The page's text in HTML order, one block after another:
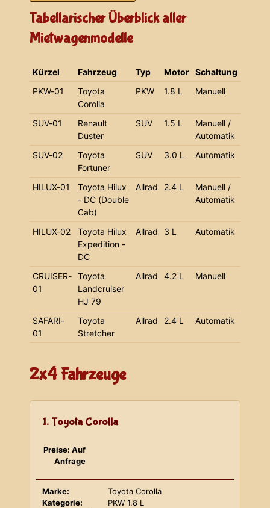
Tabellarischer Überblick aller
Mietwagenmodelle
Kürzel Fahrzeug Typ Motor Schaltung
PKW-01
Toyota
Corolla
PKW 1.8 L Manuell
SUV-01
Renault
Duster
SUV 1.5 L
Manuell /
Automatik
SUV-02
Toyota
Fortuner
SUV 3.0 L Automatik
HILUX-01
Toyota Hilux
- DC (Double
Cab)
Allrad 2.4 L
Manuell /
Automatik
HILUX-02
Toyota Hilux
Expedition -
DC
Allrad 3 L Automatik
CRUISER-
01
Toyota
Landcruiser
HJ 79
Allrad 4.2 L Manuell
SAFARI-
01
Toyota
Stretcher
Allrad 2.4 L Automatik
2x4 Fahrzeuge
1. Toyota Corolla
Preise: Auf
Anfrage
Marke:
Toyota Corolla
Kategorie:
PKW 1.8 L